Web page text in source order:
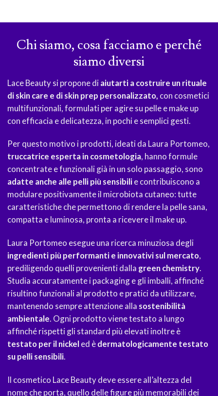
Chi siamo, cosa facciamo e perché
siamo diversi
Lace Beauty si propone diaiutarti a costruire un rituale
di skin care e di skin prep personalizzato, con cosmetici
multifunzionali, formulati per agire su pelle e make up
con efficacia e delicatezza, in pochi e semplici gesti.
Per questo motivo i prodotti, ideati da Laura Portomeo,
truccatrice esperta in cosmetologia, hanno formule
concentrate e funzionali già in un solo passaggio, sono
adatte anche alle pelli più sensibilie contribuiscono a
modulare positivamente il microbiota cutaneo: tutte
caratteristiche che permettono di rendere la pelle sana,
compatta e luminosa, pronta a ricevere il make up.
Laura Portomeo esegue una ricerca minuziosa degli
ingredienti più performanti e innovativi sul mercato,
prediligendo quelli provenienti dalla green chemistry.
Studia accuratamente i packaging e gli imballi, affinché
risultino funzionali al prodotto e pratici da utilizzare,
mantenendo sempre attenzione alla sostenibilità
ambientale. Ogni prodotto viene testato a lungo
affinché rispetti gli standard più elevati inoltre è
testato per il nickeled èdermatologicamente testato
su pelli sensibili.
Il cosmetico Lace Beauty deve essere all’altezza del
nome che porta, quello delle figure più memorabili dei